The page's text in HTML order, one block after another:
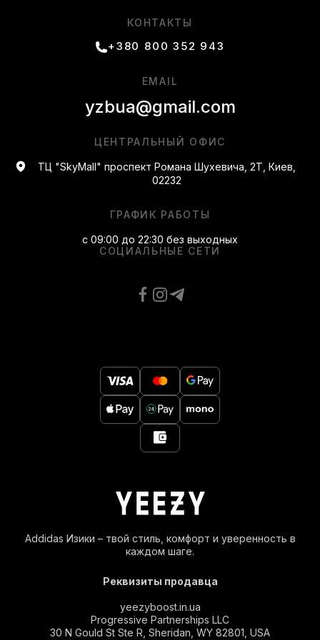
Addidas Изики – твой стиль, комфорт и уверенность в
каждом шаге.
Реквизиты продавца
yeezyboost.in.ua
Progressive Partnerships LLC
30 N Gould St Ste R, Sheridan, WY 82801, USA
КОНТАКТЫ
+380 800 352 943
ЦЕНТРАЛЬНЫЙ ОФИС
ТЦ "SkyMall" проспект Романа Шухевича, 2Т, Киев,
02232
СОЦИАЛЬНЫЕ СЕТИ
EMAIL
yzbua@gmail.com
ГРАФИК РАБОТЫ
с 09:00 до 22:30 без выходных